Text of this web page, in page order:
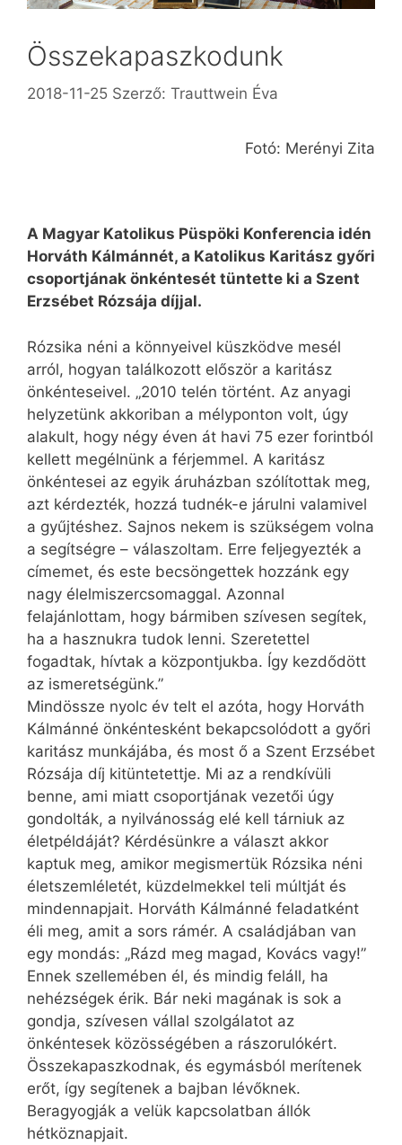
Összekapaszkodunk
2018-11-25 Szerző: Trauttwein Éva
Fotó: Merényi Zita
A Magyar Katolikus Püspöki Konferencia idén
Horváth Kálmánnét, a Katolikus Karitász győri
csoportjának önkéntesét tüntette ki a Szent
Erzsébet Rózsája díjjal.
Rózsika néni a könnyeivel küszködve mesél
arról, hogyan találkozott először a karitász
önkénteseivel. „2010 telén történt. Az anyagi
helyzetünk akkoriban a mélyponton volt, úgy
alakult, hogy négy éven át havi 75 ezer forintból
kellett megélnünk a férjemmel. A karitász
önkéntesei az egyik áruházban szólítottak meg,
azt kérdezték, hozzá tudnék-e járulni valamivel
a gyűjtéshez. Sajnos nekem is szükségem volna
a segítségre – válaszoltam. Erre feljegyezték a
címemet, és este becsöngettek hozzánk egy
nagy élelmiszercsomaggal. Azonnal
felajánlottam, hogy bármiben szívesen segítek,
ha a hasznukra tudok lenni. Szeretettel
fogadtak, hívtak a központjukba. Így kezdődött
az ismeretségünk.”
Mindössze nyolc év telt el azóta, hogy Horváth
Kálmánné önkéntesként bekapcsolódott a győri
karitász munkájába, és most ő a Szent Erzsébet
Rózsája díj kitüntetettje. Mi az a rendkívüli
benne, ami miatt csoportjának vezetői úgy
gondolták, a nyilvánosság elé kell tárniuk az
életpéldáját? Kérdésünkre a választ akkor
kaptuk meg, amikor megismertük Rózsika néni
életszemléletét, küzdelmekkel teli múltját és
mindennapjait. Horváth Kálmánné feladatként
éli meg, amit a sors rámér. A családjában van
egy mondás: „Rázd meg magad, Kovács vagy!”
Ennek szellemében él, és mindig feláll, ha
nehézségek érik. Bár neki magának is sok a
gondja, szívesen vállal szolgálatot az
önkéntesek közösségében a rászorulókért.
Összekapaszkodnak, és egymásból merítenek
erőt, így segítenek a bajban lévőknek.
Beragyogják a velük kapcsolatban állók
hétköznapjait.